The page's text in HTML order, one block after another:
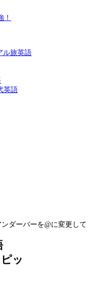
！
ル旅英語
英語
ダーバーを@に変更して
ッ